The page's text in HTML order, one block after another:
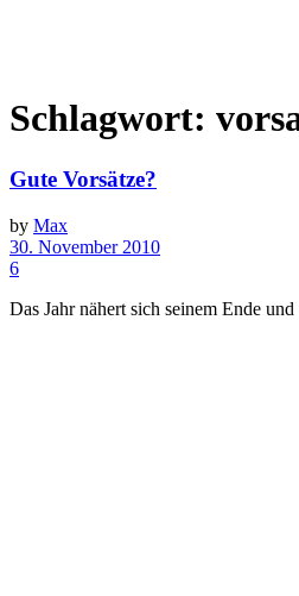
Schlagwort:
Gute Vorsätze?
by Max
30. November 2010
6
Das Jahr nähert sich seinem Ende